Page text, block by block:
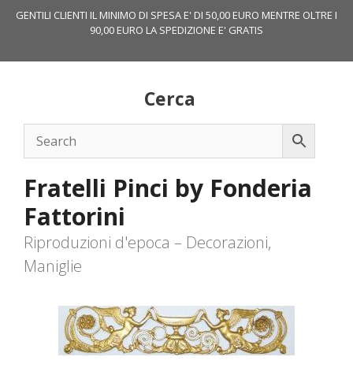
GENTILI CLIENTI IL MINIMO DI SPESA E' DI 50,00 EURO MENTRE OLTRE I
90,00 EURO LA SPEDIZIONE E' GRATIS
Cerca
Fratelli Pinci by Fonderia
Fattorini
Riproduzioni d'epoca – Decorazioni,
Maniglie